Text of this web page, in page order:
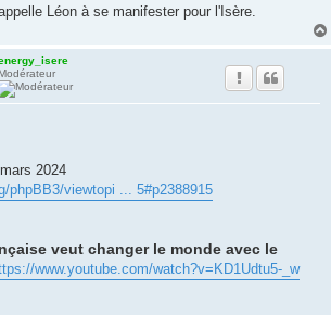
Léon à se manifester pour l'Isère.
2024
phpBB3/viewtopi ... 5#p2388915
veut changer le monde avec le
www.youtube.com/watch?v=KD1Udtu5-_w